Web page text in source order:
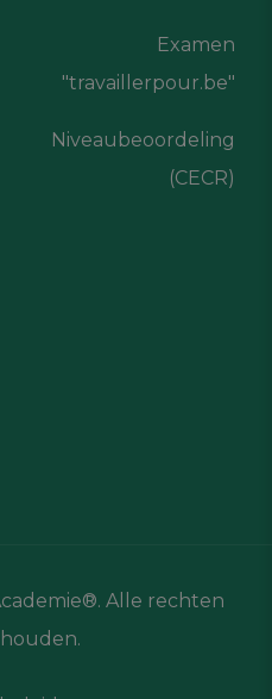
Examen
"travaillerpour.be"
Niveaubeoordeling
(CECR)
Alle rechten